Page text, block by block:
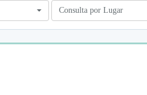
Consulta por Lugar